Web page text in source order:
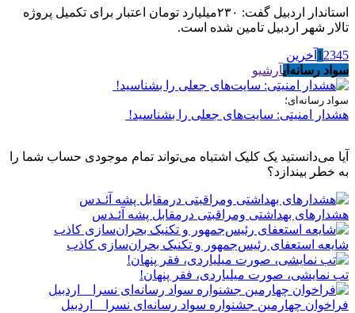
استاندار اردبیل گفت: ۲۳۰میلیارد تومان اعتبار برای تکمیل پروژه
تالار شهر اردبیل تامین شده است.
1 2345
آخرین
سواد رسانه‌ایآرشیو
سواد رسانه‌ای؛
هشدار امنیتی: سایت‌های جعلی را بشناسید!
آیا می‌دانستید یک کلیک اشتباه می‌تواند تمام موجودی حساب شما را
به خطر بیندازد؟
هشدارهاى بهداشتى ومراقبتى درمقابل پشه آئـدس
شایعه استعفای رئیس‌جمهور و تکنیک بحران‌سازی کاذب
تب نمایشی، صورت میلیاردی، فقر پنهان!
فراخوان چهارمین جشنواره سواد رسانه‌ای نسرا _ اردبیل